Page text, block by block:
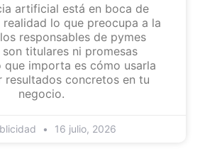
artificial está en boca de
lo que preocupa a la
responsables de pymes
titulares ni promesas
que importa es cómo usarla
resultados concretos en tu
negocio.
16 julio, 2026